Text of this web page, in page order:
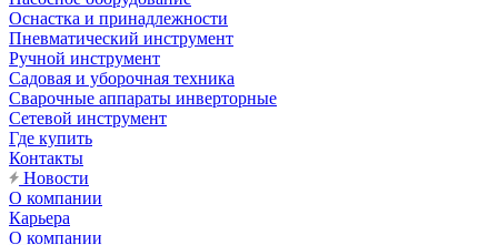
Оснастка и принадлежности
Пневматический инструмент
Ручной инструмент
Садовая и уборочная техника
Сварочные аппараты инверторные
Сетевой инструмент
Где купить
Контакты
Новости
О компании
Карьера
О компании